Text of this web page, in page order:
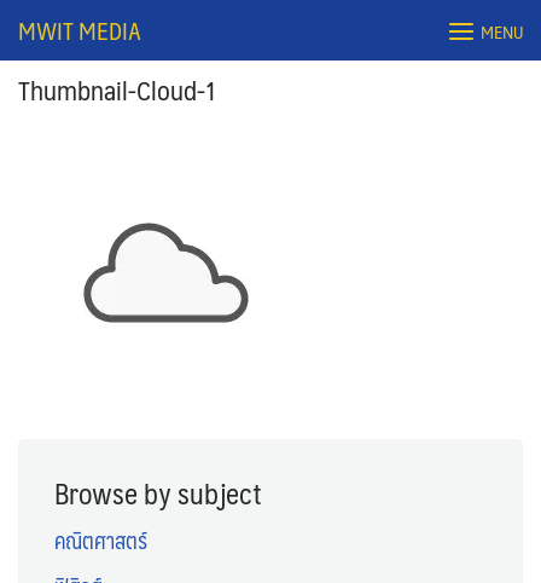
MWIT MEDIA MENU
Thumbnail-Cloud-1
Browse by subject
คณิตศาสตร์